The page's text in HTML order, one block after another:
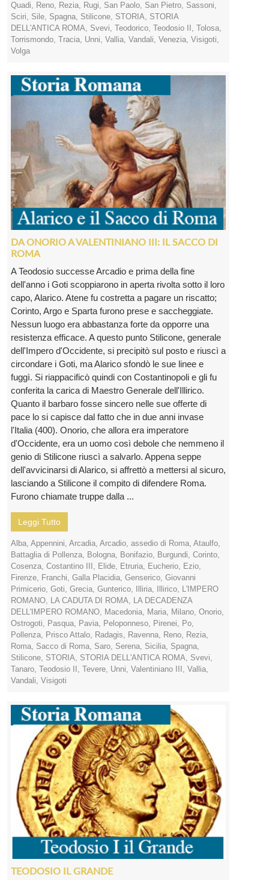
Quadi, Reno, Rezia, Rugi, San Paolo, San Pietro, Sassoni,
Sciri, Sile, Spagna, Stilicone, STORIA, STORIA
DELL'ANTICA ROMA, Svevi, Teodorico, Teodosio II , Tolosa,
Torrismondo, Tracia, Unni, Vallia, Vandali, Venezia, Visigoti,
Volga
DA ONORIO A VALENTINIANO III: IL SACCO DI
ROMA
A Teodosio successe Arcadio e prima della fine
dell'anno i Goti scoppiarono in aperta rivolta sotto il loro
capo, Alarico. Atene fu costretta a pagare un riscatto;
Corinto, Argo e Sparta furono prese e saccheggiate.
Nessun luogo era abbastanza forte da opporre una
resistenza efficace. A questo punto Stilicone, generale
dell'Impero d'Occidente, si precipitò sul posto e riuscì a
circondare i Goti, ma Alarico sfondò le sue linee e
fuggì. Si riappacificò quindi con Costantinopoli e gli fu
conferita la carica di Maestro Generale dell'Illirico.
Quanto il barbaro fosse sincero nelle sue offerte di
pace lo si capisce dal fatto che in due anni invase
l'Italia (400). Onorio, che allora era imperatore
d'Occidente, era un uomo così debole che nemmeno il
genio di Stilicone riuscì a salvarlo. Appena seppe
dell'avvicinarsi di Alarico, si affrettò a mettersi al sicuro,
lasciando a Stilicone il compito di difendere Roma.
Furono chiamate truppe dalla ...
Leggi Tutto
Alba Appennini Arcadia Arcadio assedio di Roma Ataulfo
Battaglia di Pollenza Bologna Bonifazio Burgundi Corinto
Cosenza Costantino III Elide Etruria Eucherio Ezio
Firenze Franchi Galla Placidia Genserico Giovanni
Primicerio Goti Grecia Gunterico Illiria Illirico L'IMPERO
ROMANO LA CADUTA DI ROMA
LA DECADENZA
DELL'IMPERO ROMANO Macedonia Maria Milano Onorio
Ostrogoti
Pasqua Pavia Peloponneso Pirenei Po
Pollenza Prisco Attalo Radagis Ravenna Reno Rezia
Roma Sacco di Roma Saro Serena Sicilia Spagna
Stilicone STORIA STORIA DELL'ANTICA ROMA Svevi
Tanaro Teodosio II Tevere Unni Valentiniano III Vallia
Vandali Visigoti
TEODOSIO IL GRANDE